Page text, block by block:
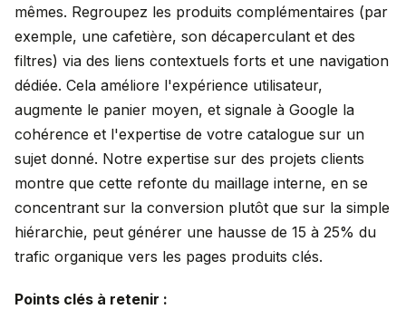
mêmes. Regroupez les produits complémentaires (par
exemple, une cafetière, son décaperculant et des
filtres) via des liens contextuels forts et une navigation
dédiée. Cela améliore l'expérience utilisateur,
augmente le panier moyen, et signale à Google la
cohérence et l'expertise de votre catalogue sur un
sujet donné. Notre expertise sur des projets clients
montre que cette refonte du maillage interne, en se
concentrant sur la conversion plutôt que sur la simple
hiérarchie, peut générer une hausse de 15 à 25% du
trafic organique vers les pages produits clés.
Points clés à retenir :